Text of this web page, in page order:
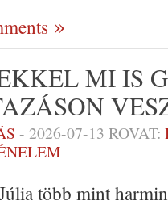
MI IS
- 2026-07-13 ROVAT:
több mint